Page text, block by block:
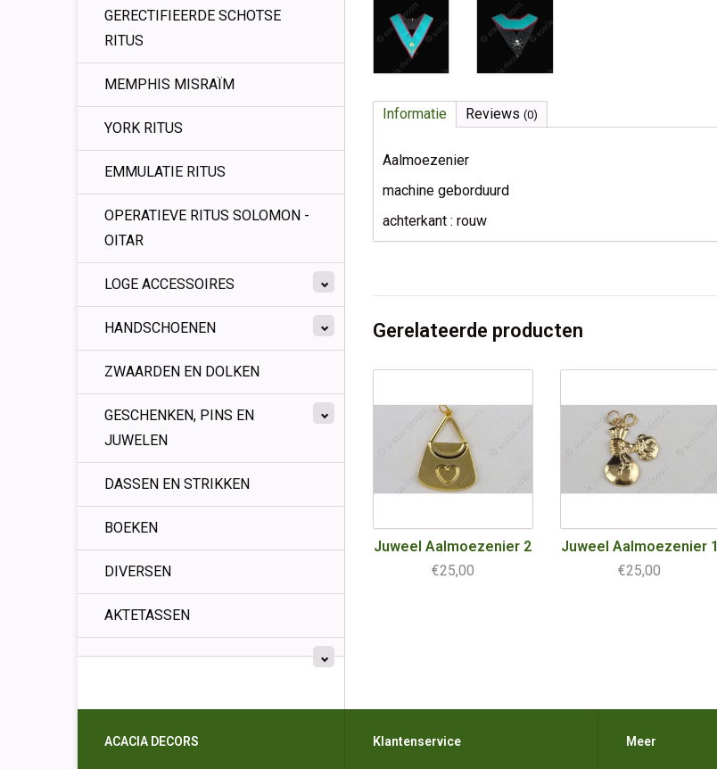
GERECTIFIEERDE SCHOTSE
RITUS
MEMPHIS MISRAÏM
YORK RITUS
EMMULATIE RITUS
OPERATIEVE RITUS SOLOMON -
OITAR
LOGE ACCESSOIRES
HANDSCHOENEN
ZWAARDEN EN DOLKEN
GESCHENKEN, PINS EN
JUWELEN
DASSEN EN STRIKKEN
BOEKEN
DIVERSEN
AKTETASSEN
Informatie Reviews (0)
Aalmoezenier
machine geborduurd
achterkant : rouw
Gerelateerde producten
Juweel Aalmoezenier 2
€25,00
Juweel Aalmoezenier 1
€25,00
ACACIA DECORS Klantenservice Meer